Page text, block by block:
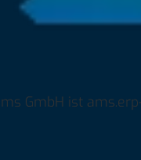
GmbH ist